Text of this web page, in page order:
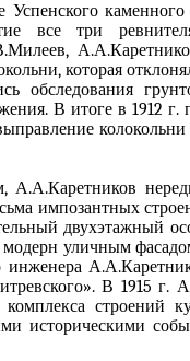
Успенского
все три
которая
обследования
В итоге в 1912 г.
колокольни
А.А.Каретников
импозантных
двухэтажный
уличным
инженера
В 1915 г.
строений
историческими